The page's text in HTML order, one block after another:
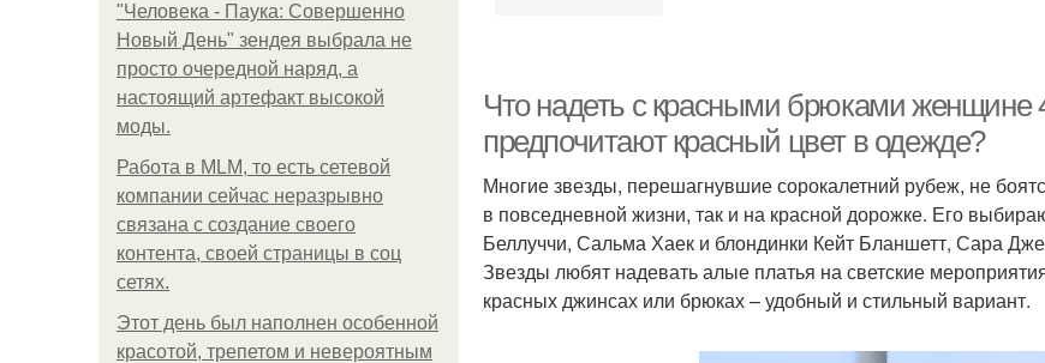
"Человека - Паука: Совершенно
Новый День" зендея выбрала не
просто очередной наряд, а
настоящий артефакт высокой
моды.
Работа в MLM, то есть сетевой
компании сейчас неразрывно
связана с создание своего
контента, своей страницы в соц
сетях.
Этот день был наполнен особенной
красотой, трепетом и невероятным
Что надеть с красными брюками женщине
предпочитают красный цвет в одежде?
Многие звезды, перешагнувшие сорокалетний рубеж, не
в повседневной жизни, так и на красной дорожке. Его
Беллуччи, Сальма Хаек и блондинки Кейт Бланшетт, Сара
Звезды любят надевать алые платья на светские
красных джинсах или брюках – удобный и стильный вариант.